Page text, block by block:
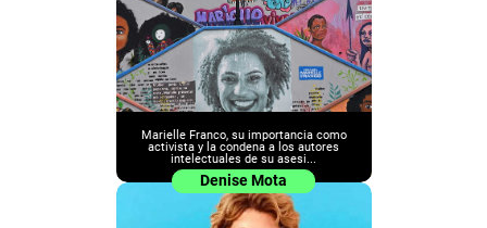
Marielle Franco, su importancia como
activista y la condena a los autores
intelectuales de su asesi...
Denise Mota